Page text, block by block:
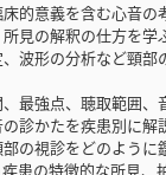
床的意義を含む心音
見の解釈の仕方を学
波形の分析など頸部
、最強点、聴取範囲
診かたを疾患別に解
の視診をどのように
患の特徴的な所見、